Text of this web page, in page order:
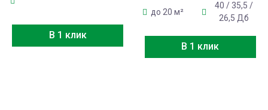
В 1 клик
до 20 м²
40 / 35,5 /
26,5 Дб
В 1 клик